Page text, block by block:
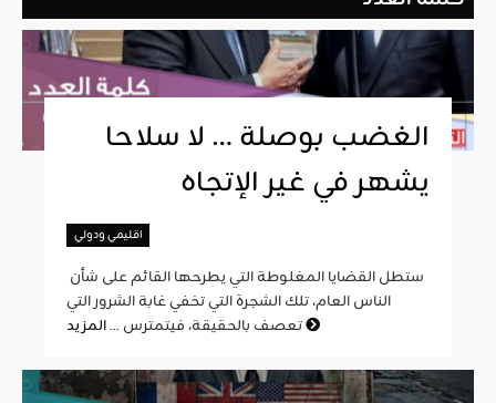
الغضب بوصلة … لا سلاحا
يشهر في غير الإتجاه
اقليمي ودولي
الناس العام، تلك الشجرة التي تخفي غابة الشرور التي
تعصف بالحقيقة، فيتمترس ...